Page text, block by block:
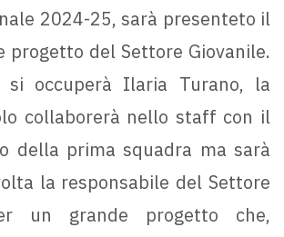
2024-25, sarà presenteto il
progetto del Settore Giovanile.
si occuperà Ilaria Turano, la
collaborerà nello staff con il
della prima squadra ma sarà
la responsabile del Settore
un grande progetto che,